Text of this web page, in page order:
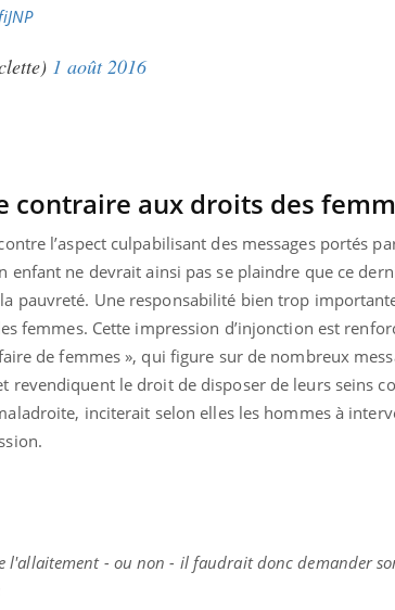
1 août 2016
contraire aux droits des
l’aspect culpabilisant des messages portés
enfant ne devrait ainsi pas se plaindre que ce
pauvreté. Une responsabilité bien trop
femmes. Cette impression d’injonction est
de femmes », qui figure sur de nombreux
revendiquent le droit de disposer de leurs seins
inciterait selon elles les hommes à
- ou non - il faudrait donc demander